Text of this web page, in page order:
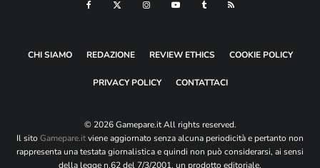
CHI SIAMO REDAZIONE REVIEW ETHICS COOKIE POLICY
PRIVACY POLICY CONTATTACI
© 2026 Gamepare.it All rights reserved.
Il sito Gamepare.itviene aggiornato senza alcuna periodicità e pertanto non
rappresenta una testata giornalistica e quindi non può considerarsi, ai sensi
della legge n.62 del 7/3/2001, un prodotto editoriale.